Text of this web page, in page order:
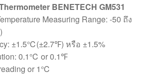
BENETECH GM531
Measuring Range: -50 ถึง
±1.5℃(±2.7℉) หรือ ±1.5%
0.1℃ or 0.1℉
or 1℃